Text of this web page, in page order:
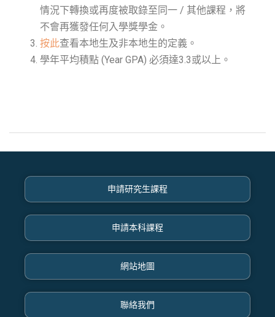
情況下轉換或再度被取錄至同一 / 其他課程，將
不會再獲發任何入學獎學金。
按此查看本地生及非本地生的定義。
學年平均積點 (Year GPA) 必須達3.3或以上。
申請研究生課程
申請本科課程
網站地圖
聯絡我們